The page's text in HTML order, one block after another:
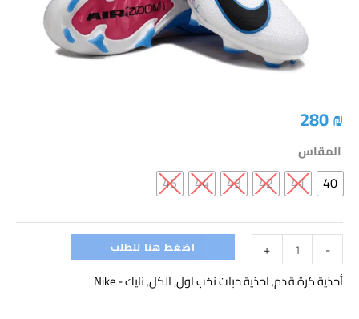
280₪
المقاس
40
41
42
43
44
45
-
MOON
+ اضغط هنا للطلب
أحذية كرة قدم,احذية حبات نخب اول,الكل,نايك - Nike